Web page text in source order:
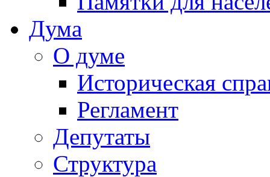
Дума
О думе
Историческая
Регламент
Депутаты
Структура